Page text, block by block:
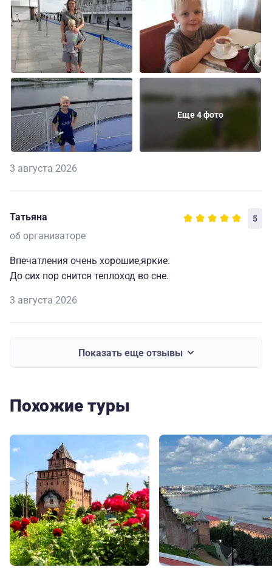
Еще 4 фото
3 августа 2026
Татьяна 5
об организаторе
Впечатления очень хорошие,яркие.
До сих пор снится теплоход во сне.
3 августа 2026
Показать еще отзывы
Похожие туры